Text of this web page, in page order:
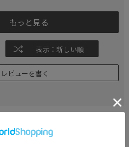
もっと見る
表示：新しい順
レビューを書く
CATEGORY
商品を絞る